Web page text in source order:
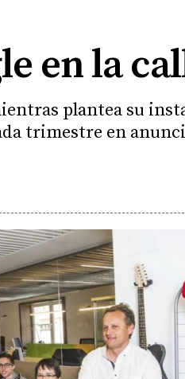
en la
plantea su
trimestre en